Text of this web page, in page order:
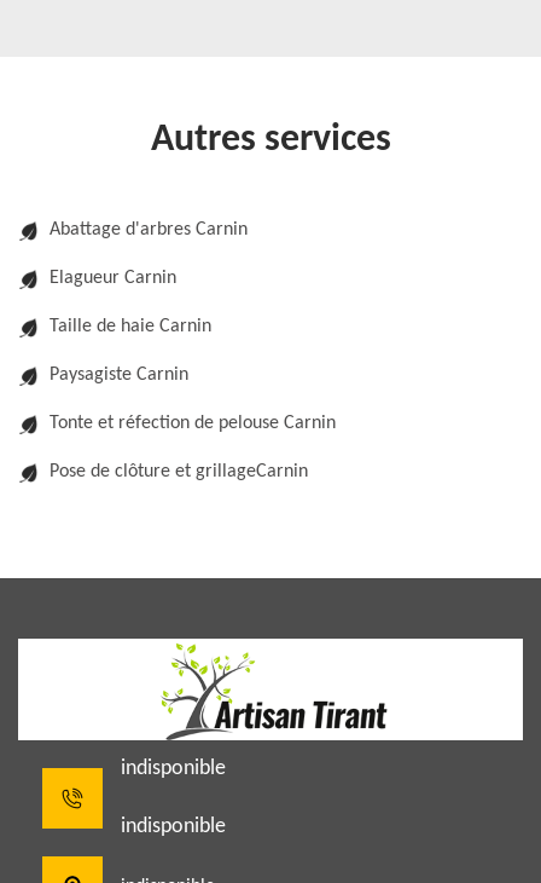
Autres services
Abattage d'arbres Carnin
Elagueur Carnin
Taille de haie Carnin
Paysagiste Carnin
Tonte et réfection de pelouse Carnin
Pose de clôture et grillageCarnin
indisponible
indisponible